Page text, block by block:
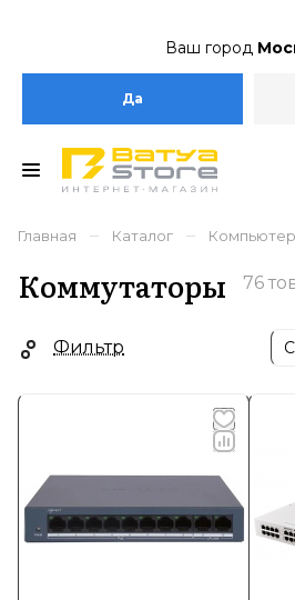
Ваш город
Да
Главная – Каталог –
Коммутаторы 76
Фильтр